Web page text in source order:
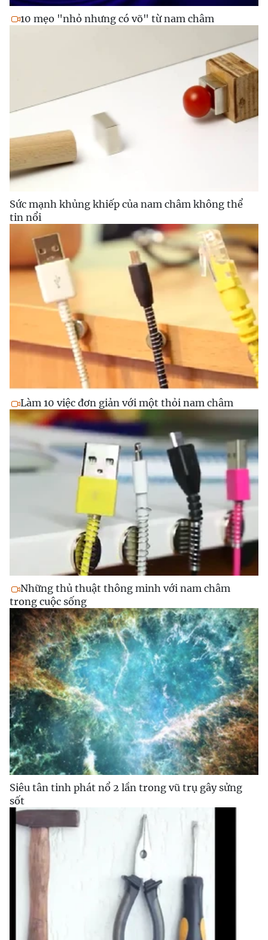
10 mẹo "nhỏ nhưng có võ" từ nam châm
Sức mạnh khủng khiếp của nam châm không thể
tin nổi
Làm 10 việc đơn giản với một thỏi nam châm
Những thủ thuật thông minh với nam châm
trong cuộc sống
Siêu tân tinh phát nổ 2 lần trong vũ trụ gây sửng
sốt